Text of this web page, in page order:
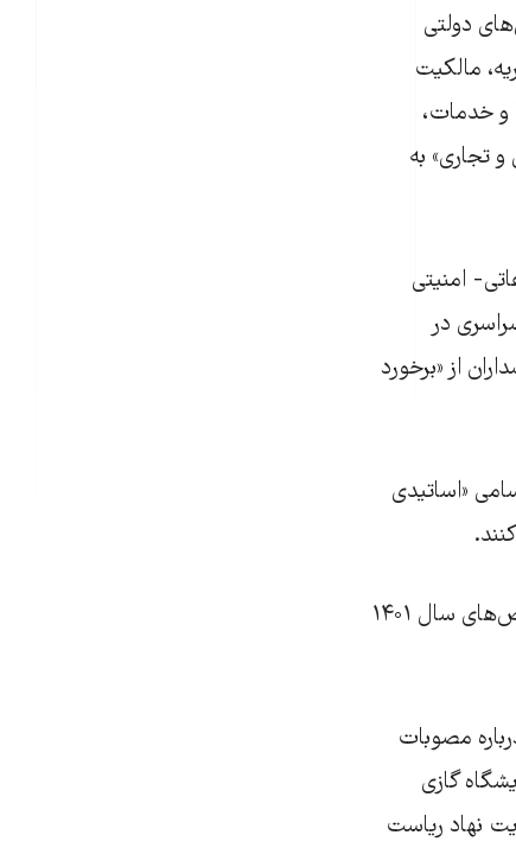
دولتی
مالکیت
و خدمات،
تجاری» به
امنیتی
با اعتراضات سراسری در
از «برخورد
«اساتیدی
• قرارگاه ثارالله سپاه تهران احکام انضباطی صادرشده علیه دانشجویانی را که در اعتراض‌های سال ۱۴۰۱
مصوبات
گازی
نهاد ریاست